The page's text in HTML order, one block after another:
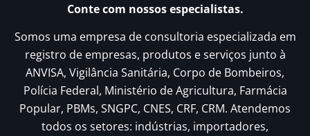
Conte com nossos especialistas.
Somos uma empresa de consultoria especializada em
registro de empresas, produtos e serviços junto à
ANVISA, Vigilância Sanitária, Corpo de Bombeiros,
Polícia Federal, Ministério de Agricultura, Farmácia
Popular, PBMs, SNGPC, CNES, CRF, CRM. Atendemos
todos os setores: indústrias, importadores,